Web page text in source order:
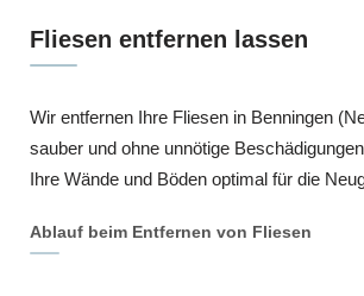
Fliesen entfernen lassen
Wir entfernen Ihre Fliesen in Benningen
sauber und ohne unnötige
Ihre Wände und Böden optimal für die
Ablauf beim Entfernen von Fliesen